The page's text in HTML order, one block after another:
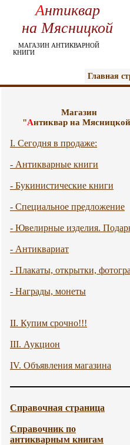
Антиквар
на Мясницкой
МАГАЗИН АНТИКВАРНОЙ
КНИГИ
Главная
Магазин
"Антиквар на
I. Сегодня в продаже:
- Антикварные книги
- Букинистические книги
- Специальное предложение
- Ювелирные изделия.
- Антиквариат
- Плакаты, открытки,
- Награды, монеты
II. Купим срочно!!!
III. Аукцион
IV. Объявления магазина
Справочная страница
Справочник по
антикварным книгам